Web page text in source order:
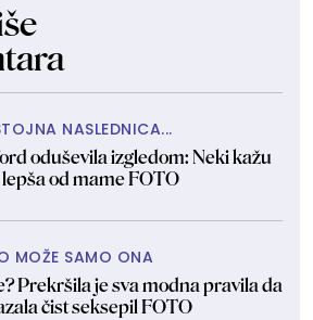
NASLEDNICA...
oduševila izgledom: Neki kažu
od mame FOTO
MOŽE SAMO ONA
Prekršila je sva modna pravila da
čist seksepil FOTO